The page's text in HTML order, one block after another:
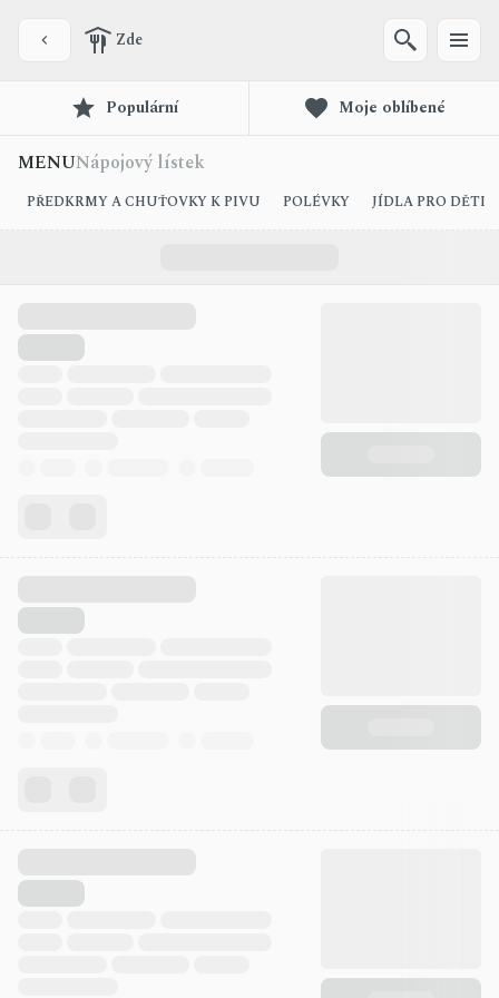
Zde
Populární Moje oblíbené
MENUNápojový lístek
PŘEDKRMY A CHUŤOVKY K PIVU POLÉVKY JÍDLA PRO DĚTI